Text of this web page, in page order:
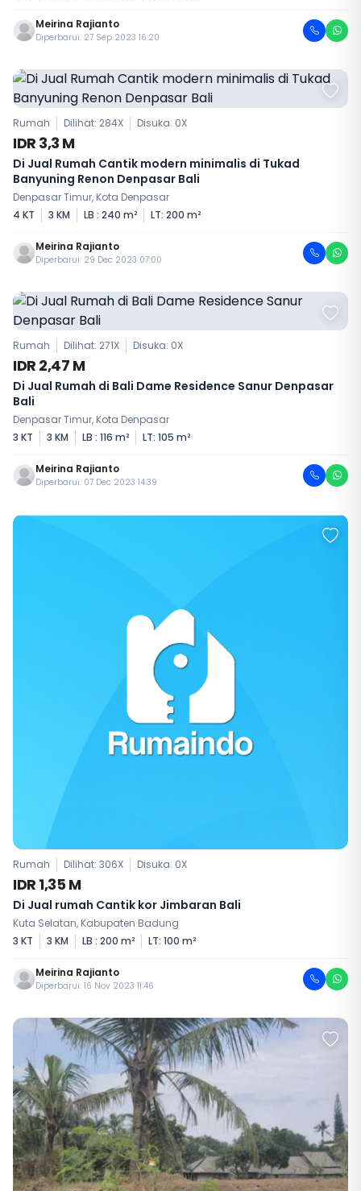
Meirina Rajianto
Diperbarui: 27 Sep 2023 16:20
Rumah Dilihat: 284X Disuka: 0X
IDR 3,3 M
Di Jual Rumah Cantik modern minimalis di Tukad
Banyuning Renon Denpasar Bali
Denpasar Timur, Kota Denpasar
4 KT
3 KM LB : 240 m² LT: 200 m²
Meirina Rajianto
Diperbarui: 29 Dec 2023 07:00
Rumah Dilihat: 271X Disuka: 0X
IDR 2,47 M
Di Jual Rumah di Bali Dame Residence Sanur Denpasar
Bali
Denpasar Timur, Kota Denpasar
3 KT
3 KM LB : 116 m² LT: 105 m²
Meirina Rajianto
Diperbarui: 07 Dec 2023 14:39
Rumah Dilihat: 306X Disuka: 0X
IDR 1,35 M
Di Jual rumah Cantik kor Jimbaran Bali
Kuta Selatan, Kabupaten Badung
3 KT
3 KM LB : 200 m² LT: 100 m²
Meirina Rajianto
Diperbarui: 16 Nov 2023 11:46